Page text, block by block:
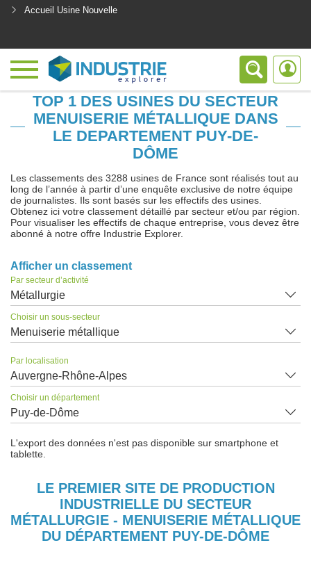
Accueil Usine Nouvelle
TOP 1 DES USINES DU SECTEUR
MENUISERIE MÉTALLIQUE DANS
LE DEPARTEMENT PUY-DE-
DÔME
Les classements des 3288 usines de France sont réalisés tout au
long de l’année à partir d’une enquête exclusive de notre équipe
de journalistes. Ils sont basés sur les effectifs des usines.
Obtenez ici votre classement détaillé par secteur et/ou par région.
Pour visualiser les effectifs de chaque entreprise, vous devez être
abonné à notre offre Industrie Explorer.
Afficher un classement
Par secteur d’activité
Métallurgie
Choisir un sous-secteur
Menuiserie métallique
Par localisation
Auvergne-Rhône-Alpes
Choisir un département
Puy-de-Dôme
L'export des données n'est pas disponible sur smartphone et
tablette.
LE PREMIER SITE DE PRODUCTION
INDUSTRIELLE DU SECTEUR
MÉTALLURGIE - MENUISERIE MÉTALLIQUE
DU DÉPARTEMENT PUY-DE-DÔME